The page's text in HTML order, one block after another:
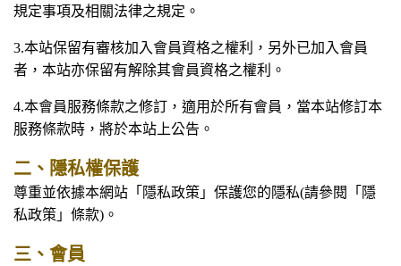
規定事項及相關法律之規定。
3.本站保留有審核加入會員資格之權利，另外已加入會員
者，本站亦保留有解除其會員資格之權利。
4.本會員服務條款之修訂，適用於所有會員，當本站修訂本
服務條款時，將於本站上公告。
二、隱私權保護
尊重並依據本網站「隱私政策」保護您的隱私(請參閱「隱
私政策」條款)。
三、會員